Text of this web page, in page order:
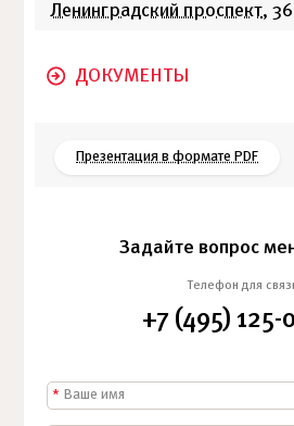
Ленинградский проспект,
ДОКУМЕНТЫ
Презентация в формате PDF
Задайте вопрос
Телефон для
+7 (495) 125-
*